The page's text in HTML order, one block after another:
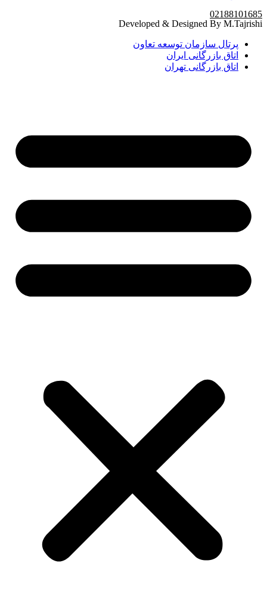
02188101685
Developed & Designed By M.Tajrishi
پرتال سازمان توسعه تعاون
اتاق بازرگانی ایران
اتاق بازرگانی تهران